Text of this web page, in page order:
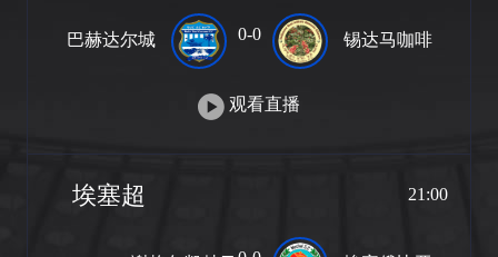
巴赫达尔城 0-0 锡达马咖啡
观看直播
埃塞超 21:00